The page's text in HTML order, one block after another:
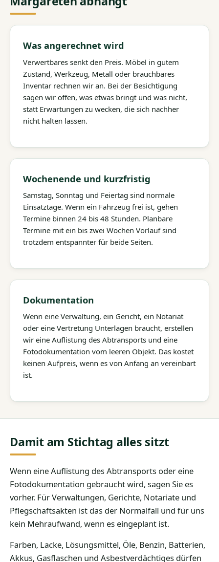
Was angerechnet wird
Verwertbares senkt den Preis. Möbel in gutem
Zustand, Werkzeug, Metall oder brauchbares
Inventar rechnen wir an. Bei der Besichtigung
sagen wir offen, was etwas bringt und was nicht,
statt Erwartungen zu wecken, die sich nachher
nicht halten lassen.
Wochenende und kurzfristig
Samstag, Sonntag und Feiertag sind normale
Einsatztage. Wenn ein Fahrzeug frei ist, gehen
Termine binnen 24 bis 48 Stunden. Planbare
Termine mit ein bis zwei Wochen Vorlauf sind
trotzdem entspannter für beide Seiten.
Dokumentation
Wenn eine Verwaltung, ein Gericht, ein Notariat
oder eine Vertretung Unterlagen braucht, erstellen
wir eine Auflistung des Abtransports und eine
Fotodokumentation vom leeren Objekt. Das kostet
keinen Aufpreis, wenn es von Anfang an vereinbart
ist.
Damit am Stichtag alles sitzt
Wenn eine Auflistung des Abtransports oder eine
Fotodokumentation gebraucht wird, sagen Sie es
vorher. Für Verwaltungen, Gerichte, Notariate und
Pflegschaftsakten ist das der Normalfall und für uns
kein Mehraufwand, wenn es eingeplant ist.
Farben, Lacke, Lösungsmittel, Öle, Benzin, Batterien,
Akkus, Gasflaschen und Asbestverdächtiges dürfen